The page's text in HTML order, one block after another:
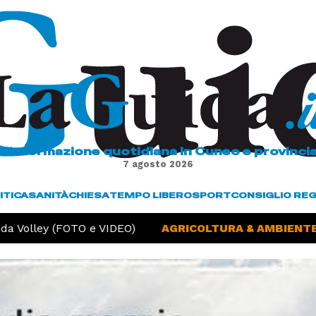
quotidiana in Cuneo e
7 agosto 2026
SANITÀCHIESATEMPO LIBEROSPORTCONSIGLIO
(FOTO e VIDEO) AGRICOLTURA & AMBIENTE -